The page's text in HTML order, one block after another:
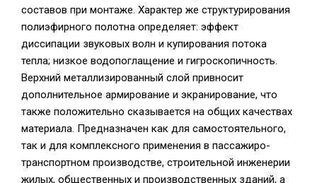
составов при монтаже. Характер же структурирования
полиэфирного полотна определяет: эффект
диссипации звуковых волн и купирования потока
тепла; низкое водопоглащение и гигроскопичность.
Верхний металлизированный слой привносит
дополнительное армирование и экранирование, что
также положительно сказывается на общих качествах
материала. Предназначен как для самостоятельного,
так и для комплексного применения в пассажиро-
транспортном производстве, строительной инженерии
жилых, общественных и производственных зданий, а